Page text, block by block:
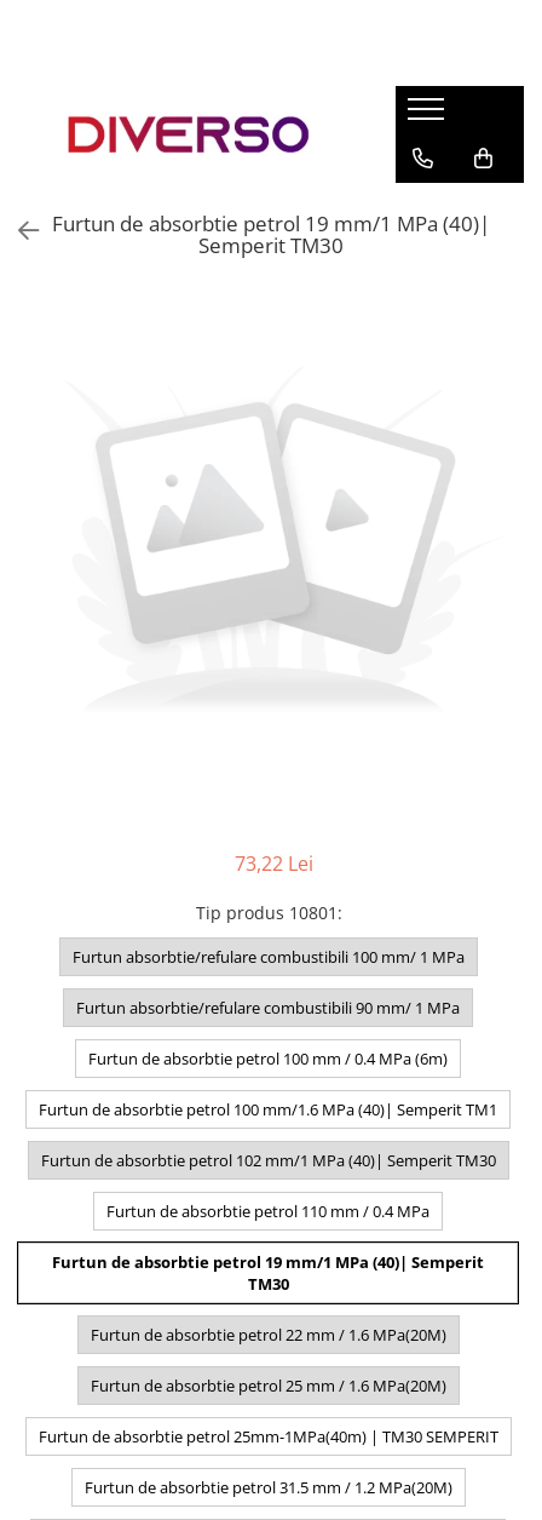
ASA
MULTIMATERIAL
Furtun de absorbtie petrol 19 mm/1 MPa (40)|
Semperit TM30
73,22 Lei
Tip produs 10801 :
Furtun absorbtie/refulare combustibili 100 mm/ 1 MPa
Furtun absorbtie/refulare combustibili 90 mm/ 1 MPa
Furtun de absorbtie petrol 100 mm / 0.4 MPa (6m)
Furtun de absorbtie petrol 100 mm/1.6 MPa (40)| Semperit TM1
Furtun de absorbtie petrol 102 mm/1 MPa (40)| Semperit TM30
Furtun de absorbtie petrol 110 mm / 0.4 MPa
Furtun de absorbtie petrol 19 mm/1 MPa (40)| Semperit
TM30
Furtun de absorbtie petrol 22 mm / 1.6 MPa(20M)
Furtun de absorbtie petrol 25 mm / 1.6 MPa(20M)
Furtun de absorbtie petrol 25mm-1MPa(40m) | TM30 SEMPERIT
Furtun de absorbtie petrol 31.5 mm / 1.2 MPa(20M)